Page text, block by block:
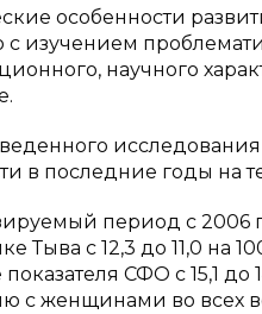
особенности
с изучением
научного
исследования
в последние годы на
период с 2006
Тыва с 12,3 до 11,0 на
показателя СФО с 15,1
с женщинами во всех